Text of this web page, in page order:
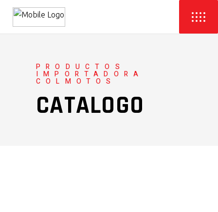
PRODUCTOS
IMPORTADORA
COLMOTOS
CATALOGO